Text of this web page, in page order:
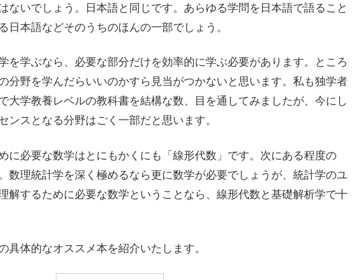
ないでしょう。日本語と同じです。あらゆる学問を日本語で語ること
日本語などそのうちのほんの一部でしょう。
を学ぶなら、必要な部分だけを効率的に学ぶ必要があります。ところ
分野を学んだらいいのかすら見当がつかないと思います。私も独学者
大学教養レベルの教科書を結構な数、目を通してみましたが、今にし
ンスとなる分野はごく一部だと思います。
に必要な数学はとにもかくにも「線形代数」です。次にある程度の
数理統計学を深く極めるなら更に数学が必要でしょうが、統計学のユ
解するために必要な数学ということなら、線形代数と基礎解析学で十
具体的なオススメ本を紹介いたします。